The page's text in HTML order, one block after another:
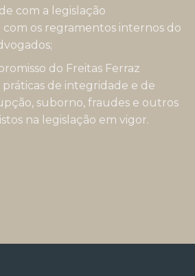
com a legislação
os regramentos internos do
do Freitas Ferraz
de integridade e de
suborno, fraudes e outros
na legislação em vigor.